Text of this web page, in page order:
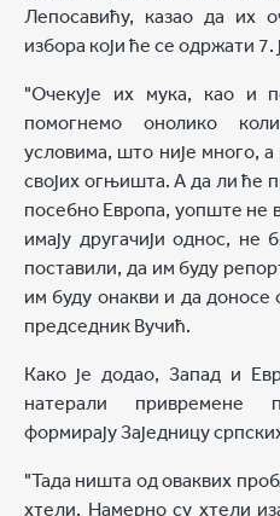
Лепосавићу, казао да их
избора који ће се одржати 7.
"Очекује их мука, као и
помогнемо онолико
условима, што није много,
својих огњишта. А да ли ће
посебно Европа, уопште не
имају другачији однос, не
поставили, да им буду
им буду онакви и да доносе
председник Вучић.
Како је додао, Запад и
натерали привремене
формирају Заједницу
"Тада ништа од оваквих
хтели. Намерно су хтели